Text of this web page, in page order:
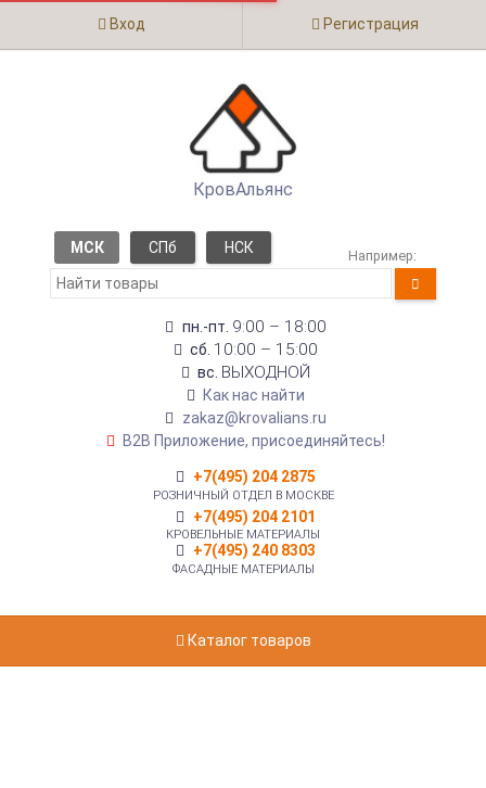
Вход Регистрация
КровАльянс
МСК СПб НСК Например:
пн.-пт. 9:00 – 18:00
сб. 10:00 – 15:00
вс. ВЫХОДНОЙ
Как нас найти
zakaz@krovalians.ru
B2B Приложение, присоединяйтесь!
+7(495) 204 2875
РОЗНИЧНЫЙ ОТДЕЛ В МОСКВЕ
+7(495) 204 2101
КРОВЕЛЬНЫЕ МАТЕРИАЛЫ
+7(495) 240 8303
ФАСАДНЫЕ МАТЕРИАЛЫ
Каталог товаров